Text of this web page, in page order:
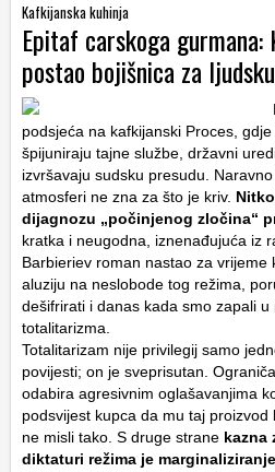
Kafkijanska kuhinja
Epitaf carskoga
postao bojišnica za
podsjeća na kafkijanski Proces,
špijuniraju tajne službe, državni
izvršavaju sudsku presudu.
atmosferi ne zna za što je kriv.
dijagnozu „počinjenog zločina“
kratka i neugodna, iznenađujuća iz
Barbieriev roman nastao za vrijeme
aluziju na neslobode tog režima,
dešifrirati i danas kada smo zapali u
totalitarizma.
Totalitarizam nije privilegij samo
povijesti; on je sveprisutan.
odabira agresivnim oglašavanjima
podsvijest kupca da mu taj
ne misli tako. S druge strane kazna
diktaturi režima je